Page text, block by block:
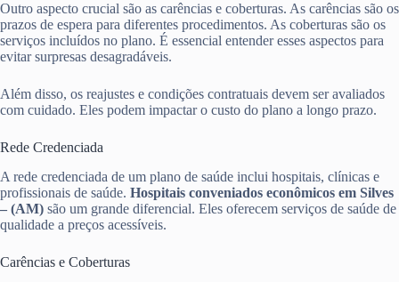
Outro aspecto crucial são as carências e coberturas. As carências são os
prazos de espera para diferentes procedimentos. As coberturas são os
serviços incluídos no plano. É essencial entender esses aspectos para
evitar surpresas desagradáveis.
Além disso, os reajustes e condições contratuais devem ser avaliados
com cuidado. Eles podem impactar o custo do plano a longo prazo.
Rede Credenciada
A rede credenciada de um plano de saúde inclui hospitais, clínicas e
profissionais de saúde. Hospitais conveniados econômicos em Silves
– (AM) são um grande diferencial. Eles oferecem serviços de saúde de
qualidade a preços acessíveis.
Carências e Coberturas